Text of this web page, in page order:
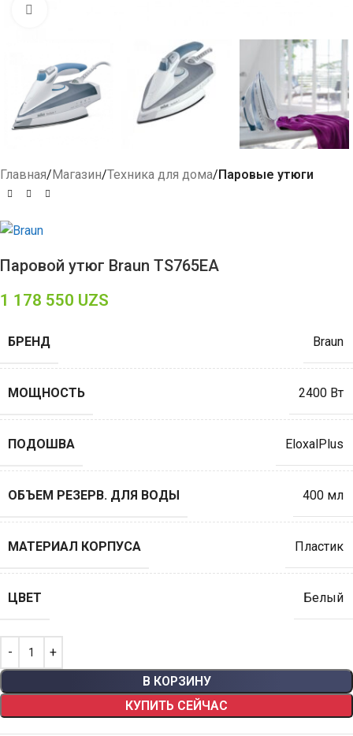
Главная Магазин Техника для дома Паровые утюги
Паровой утюг Braun TS765EA
1 178 550 UZS
БРЕНД Braun
МОЩНОСТЬ 2400 Вт
ПОДОШВА EloxalPlus
ОБЪEМ РЕЗЕРВ. ДЛЯ ВОДЫ 400 мл
МАТЕРИАЛ КОРПУСА Пластик
ЦВЕТ Белый
В КОРЗИНУ
КУПИТЬ СЕЙЧАС